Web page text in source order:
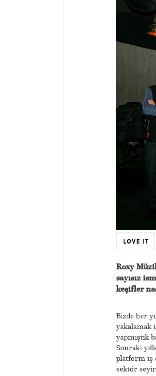
LOVE IT
Roxy
sayısız
keşifler
Bizde her
yakalamak
yapmıştık
Sonraki
platform iş
sektör